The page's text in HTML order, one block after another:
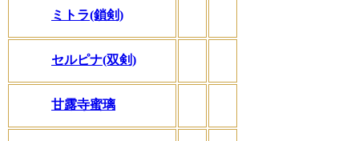
ミトラ(鎖剣)
セルピナ(双剣)
甘露寺蜜璃